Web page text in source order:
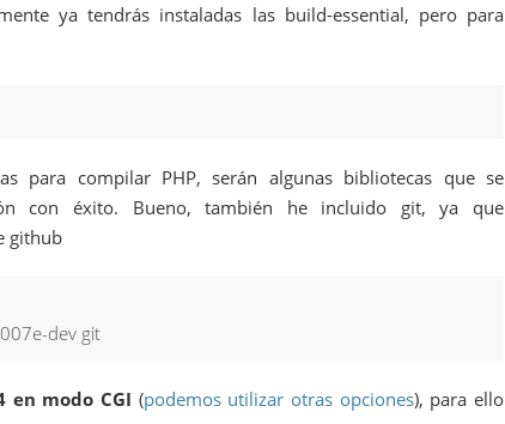
ya tendrás instaladas las build-essential, pero para
para compilar PHP, serán algunas bibliotecas que se
con éxito. Bueno, también he incluido git, ya que
github
dev git
en modo CGI (podemos utilizar otras opciones), para ello